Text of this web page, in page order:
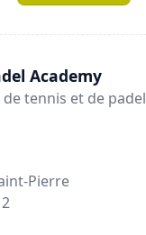
Academy
tennis et de padel
Pierre